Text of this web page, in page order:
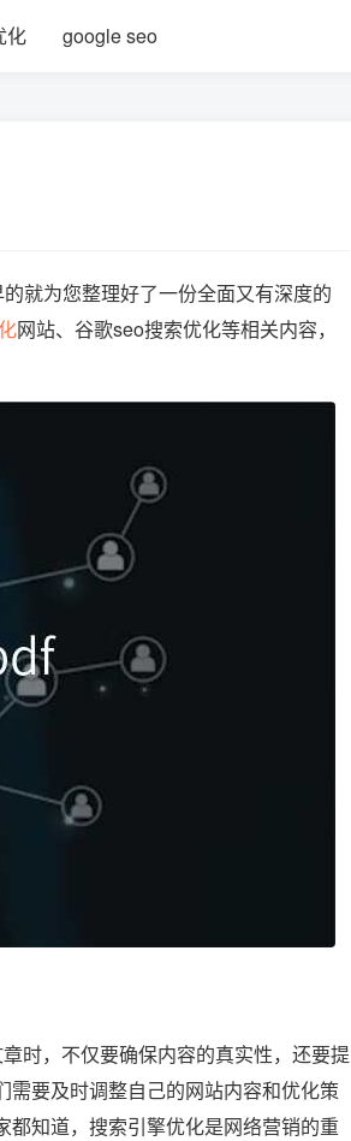
化 google seo
就为您整理好了一份全面又有深度的
网站、谷歌seo搜索优化等相关内容，
时，不仅要确保内容的真实性，还要提
要及时调整自己的网站内容和优化策
知道，搜索引擎优化是网络营销的重